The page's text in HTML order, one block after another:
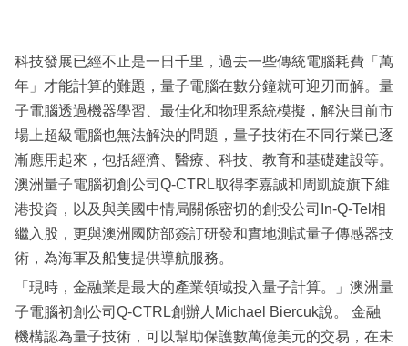
區
科技發展已經不止是一日千里，過去一些傳統電腦耗費「萬
年」才能計算的難題，量子電腦在數分鐘就可迎刃而解。量
子電腦透過機器學習、最佳化和物理系統模擬，解決目前市
場上超級電腦也無法解決的問題，量子技術在不同行業已逐
漸應用起來，包括經濟、醫療、科技、教育和基礎建設等。
澳洲量子電腦初創公司Q-CTRL取得李嘉誠和周凱旋旗下維
港投資，以及與美國中情局關係密切的創投公司In-Q-Tel相
繼入股，更與澳洲國防部簽訂研發和實地測試量子傳感器技
術，為海軍及船隻提供導航服務。
「現時，金融業是最大的產業領域投入量子計算。」澳洲量
子電腦初創公司Q-CTRL創辦人Michael Biercuk說。 金融
機構認為量子技術，可以幫助保護數萬億美元的交易，在未